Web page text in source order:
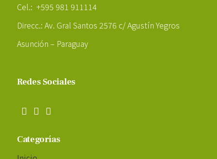
Cel.: +595 981 911114
Direcc.: Av. Gral Santos 2576 c/ Agustín Yegros
Asunción – Paraguay
Redes Sociales
Categorías